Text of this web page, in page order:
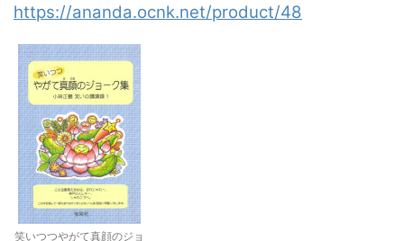
https://ananda.ocnk.net/product/48
笑いつつやがて真顔のジョ